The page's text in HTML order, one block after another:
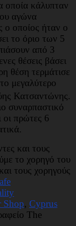
οποία κάλυπταν
αγώνα
ο οποίος ήταν ο
το όριο των 5
από 3
θέσεις βάσει
θέση τερμάτισε
μεγαλύτερο
Κατσαντώνης.
συναρπαστικό
πρώτες 6
και τους
το χορηγό του
τους χορηγούς
Shop, Cyprus
The